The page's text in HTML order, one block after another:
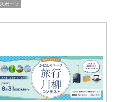
スポーツ